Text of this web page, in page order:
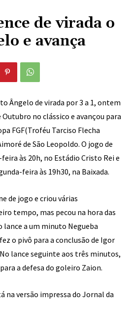
de virada o
e avança
Ângelo de virada por 3 a 1, ontem
no clássico e avançou para
FGF(Troféu Tarciso Flecha
de São Leopoldo. O jogo de
às 20h, no Estádio Cristo Rei e
feira às 19h30, na Baixada.
de jogo e criou várias
tempo, mas pecou na hora das
lance a um minuto Negueba
o pivô para a conclusão de Igor
lance seguinte aos três minutos,
a defesa do goleiro Zaion.
na versão impressa do Jornal da